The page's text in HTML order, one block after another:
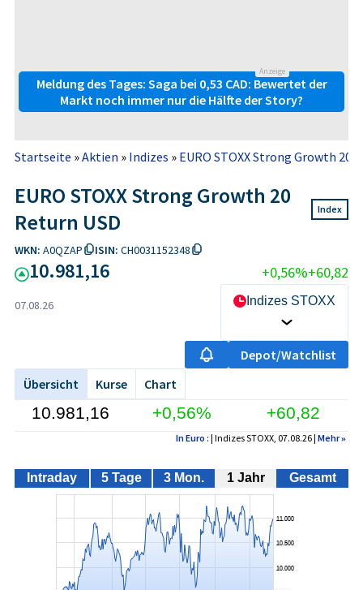
Anzeige
Meldung des Tages: Saga bei 0,53 CAD: Bewertet der
Markt noch immer nur die Hälfte der Story?
Startseite »Aktien » Indizes » EURO STOXX Strong Growth 20
EURO STOXX Strong Growth 20
Return USD
Index
WKN: A0QZAP ISIN: CH0031152348
10.981,16 +0,56%+60,82
07.08.26 Indizes STOXX
Depot/Watchlist
Übersicht
Kurse Chart
10.981,16 +0,56% +60,82
In Euro : | Indizes STOXX, 07.08.26 | Mehr»
Intraday 5 Tage 3 Mon. 1 Jahr Gesamt